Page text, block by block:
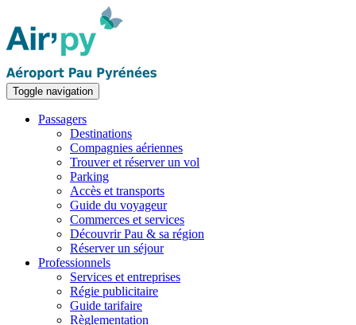
Toggle navigation
Passagers
Destinations
Compagnies aériennes
Trouver et réserver un vol
Parking
Accès et transports
Guide du voyageur
Commerces et services
Découvrir Pau & sa région
Réserver un séjour
Professionnels
Services et entreprises
Régie publicitaire
Guide tarifaire
Règlementation